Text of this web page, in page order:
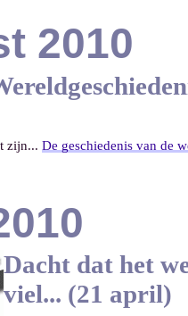
2010
zijn... De geschiedenis van de
Dacht dat het
viel... (21 april)